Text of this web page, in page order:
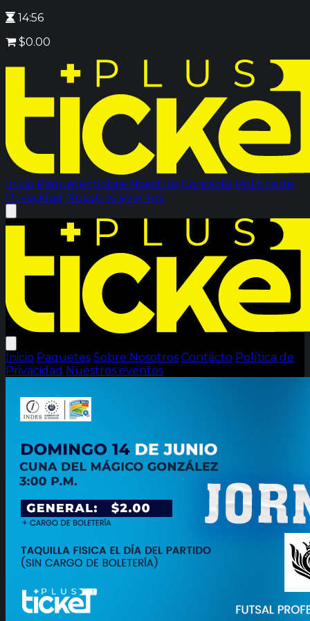
14:56
$0.00
Inicio Paquetes Sobre Nosotros Contácto Política de
Privacidad Nuestros eventos
Inicio Paquetes Sobre Nosotros Contácto Política de
Privacidad Nuestros eventos